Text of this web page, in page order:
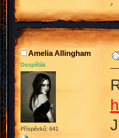
♪
Amelia Allingham
Dospělák
Příspěvků: 641